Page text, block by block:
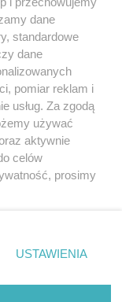
z portali
sięz nami
dane
standardowe
dane
pomiar reklam i
usług. Za zgodą
używać
aktywnie
celów
prosimy
rogu strony
nie wymagają
się
USTAWIENIA